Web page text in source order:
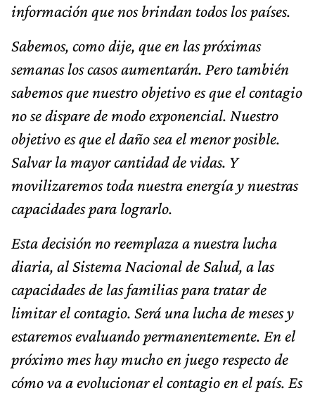
información que nos brindan todos los países.
Sabemos, como dije, que en las próximas
semanas los casos aumentarán. Pero también
sabemos que nuestro objetivo es que el contagio
no se dispare de modo exponencial. Nuestro
objetivo es que el daño sea el menor posible.
Salvar la mayor cantidad de vidas. Y
movilizaremos toda nuestra energía y nuestras
capacidades para lograrlo.
Esta decisión no reemplaza a nuestra lucha
diaria, al Sistema Nacional de Salud, a las
capacidades de las familias para tratar de
limitar el contagio. Será una lucha de meses y
estaremos evaluando permanentemente. En el
próximo mes hay mucho en juego respecto de
cómo va a evolucionar el contagio en el país. Es